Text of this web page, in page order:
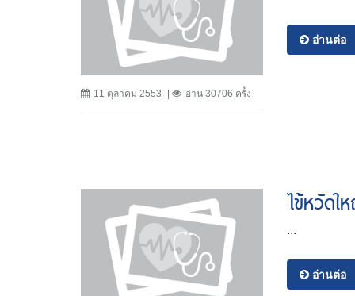
11 ตุลาคม 2553 อ่าน 30706 ครั้ง
อ่านต่อ
ไข้หวัดใ
...
อ่านต่อ